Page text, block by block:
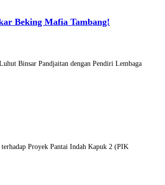
Beking Mafia Tambang!
Binsar Pandjaitan dengan Pendiri Lembaga
Proyek Pantai Indah Kapuk 2 (PIK